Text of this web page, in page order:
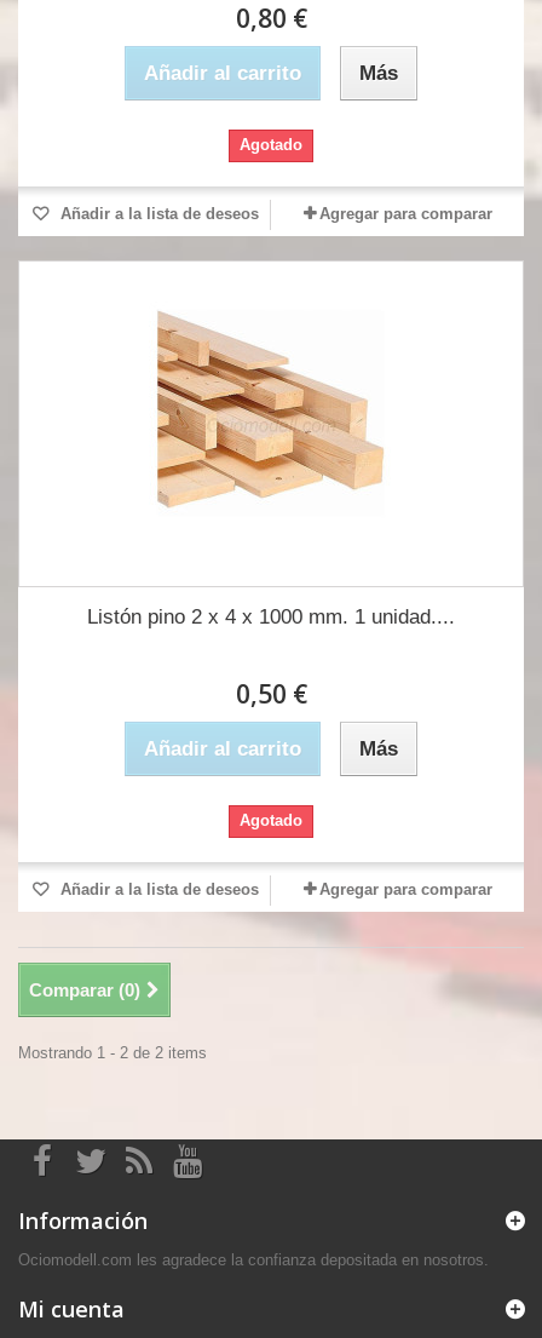
0,80 €
Añadir al carrito Más
Agotado
Añadir a la lista de deseos Agregar para comparar
Listón pino 2 x 4 x 1000 mm. 1 unidad....
0,50 €
Añadir al carrito Más
Agotado
Añadir a la lista de deseos Agregar para comparar
Comparar (0)
Mostrando 1 - 2 de 2 items
Información
Ociomodell.com les agradece la confianza depositada en nosotros.
Mi cuenta